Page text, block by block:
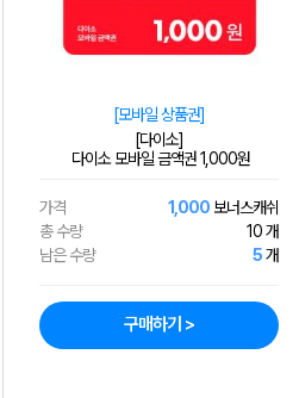
[모바일 상품권]
[다이소]
다이소 모바일 금액권 1,000원
가격 1,000 보너스캐쉬
총 수량
10 개
남은 수량
5개
구매하기 >